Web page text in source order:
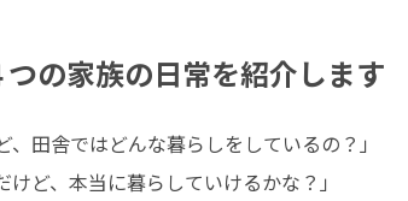
の家族の日常を紹介します
、田舎ではどんな暮らしをしているの？」
けど、本当に暮らしていけるかな？」